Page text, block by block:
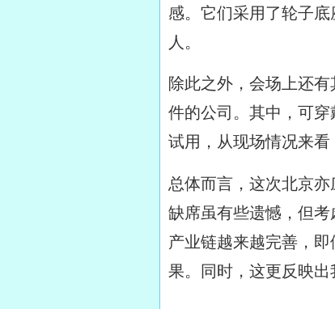
感。它们采用了轮子
人。
除此之外，会场上还
件的公司。其中，可
试用，从现场情况来看
总体而言，这次北京
缺席虽有些遗憾，但
产业链越来越完善，
果。同时，这更反映出